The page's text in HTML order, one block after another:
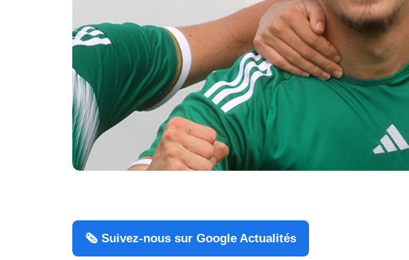
🗞️ Suivez-nous sur Google Actualités